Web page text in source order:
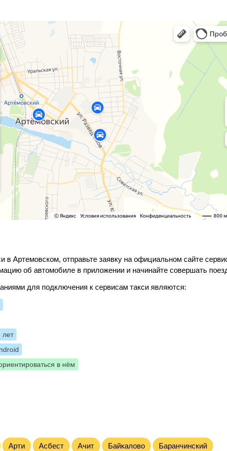
в Артемовском, отправьте заявку на официальном сайте
об автомобиле в приложении и начинайте совершать
для подключения к сервисам такси являются:
лет
в нём
Арти Асбест Ачит Байкалово Баранчинский